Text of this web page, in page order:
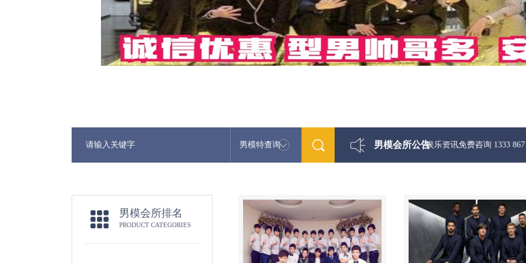
男模特查询 男模会所公告
最新男模娱乐资讯免费咨询 1333 867 6881微信同
男模会所排名
PRODUCT CATEGORIES